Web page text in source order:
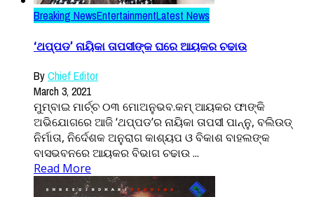
Breaking NewsEntertainmentLatest News
‘ଥପ୍ପଡ’ ନାୟିକା ତାପସୀଙ୍କ ଘରେ ଆୟକର ଚଢାଉ
ByChief Editor
March 3, 2021
ମୁମ୍ବାଇ ମାର୍ଚ୍ଚ ୦୩ ମୋଅନୁଭବ.କମ୍ ଆୟକର ଫାଙ୍କି
ଅଭିଯୋଗରେ ଆଜି ‘ଥପ୍ପଡ’ର ନାୟିକା ତାପସୀ ପାନ୍ନୁ, ବଲିଉଡ୍
ନିର୍ମାତା, ନିର୍ଦେଶକ ଅନୁରାଗ କାଶ୍ୟପ ଓ ବିକାଶ ବାହଲଙ୍କ
ବାସଭବନରେ ଆୟକର ବିଭାଗ ଚଢାଉ ...
Read More